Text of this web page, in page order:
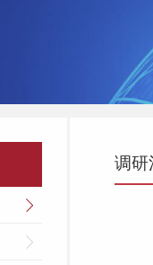
调研